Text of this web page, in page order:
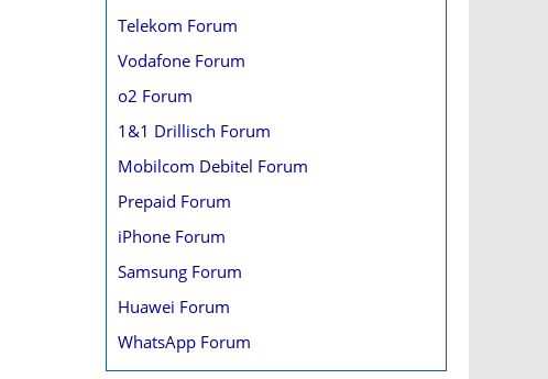
Telekom Forum
Vodafone Forum
o2 Forum
1&1 Drillisch Forum
Mobilcom Debitel Forum
Prepaid Forum
iPhone Forum
Samsung Forum
Huawei Forum
WhatsApp Forum